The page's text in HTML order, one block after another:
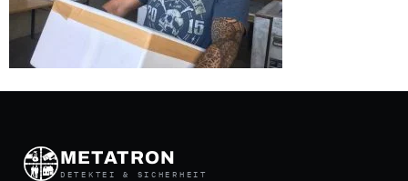
METATRON
DETEKTEI & SICHERHEIT